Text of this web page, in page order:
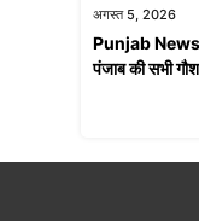
अगस्त 5, 2026
Punjab News:
पंजाब की सभी